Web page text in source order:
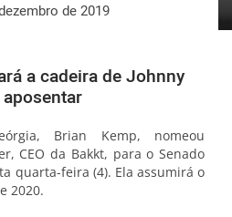
de 2019
a cadeira de Johnny
Brian Kemp, nomeou
CEO da Bakkt, para o Senado
quarta-feira (4). Ela assumirá o
2020.